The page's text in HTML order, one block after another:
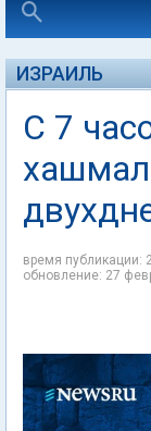
ИЗРАИЛЬ
С 7
время публикации:
обновление: 27